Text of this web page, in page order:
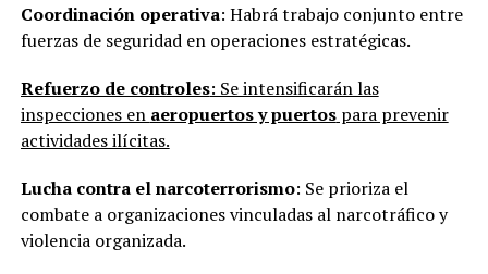
Coordinación operativa: Habrá trabajo conjunto entre
fuerzas de seguridad en operaciones estratégicas.
Refuerzo de controles: Se intensificarán las
inspecciones en aeropuertos y puertospara prevenir
actividades ilícitas.
Lucha contra el narcoterrorismo: Se prioriza el
combate a organizaciones vinculadas al narcotráfico y
violencia organizada.